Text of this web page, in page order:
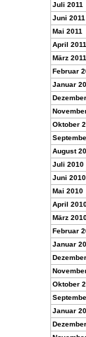
Juli 2011
Juni 2011
Mai 2011
April 2011
März 2011
Februar
Januar
Oktober
August
Juli 2010
Juni 2010
Mai 2010
April
März
Februar
Januar
Oktober
Januar